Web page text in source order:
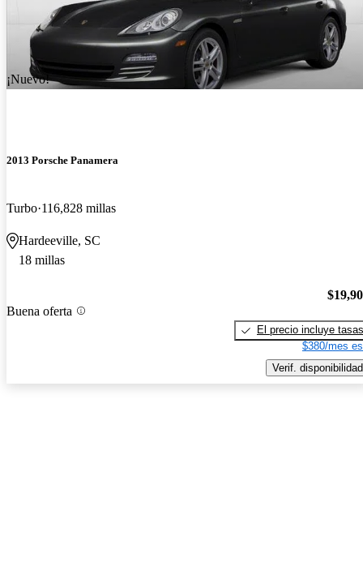
¡Nuevo!
2013 Porsche Panamera
Turbo 116,828 millas
Hardeeville, SC
18 millas
Buena oferta
El precio incluye tasas
$380/mes
Verif. disponibilidad